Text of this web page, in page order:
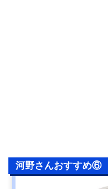
河野さんおすすめ⑥